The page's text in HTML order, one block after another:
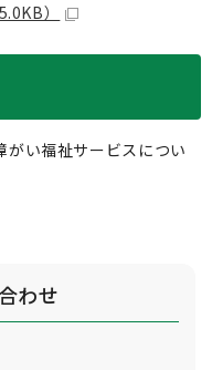
）
がい福祉サービスについ
わせ